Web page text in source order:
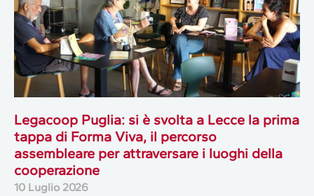
Legacoop Puglia: si è svolta a Lecce la prima
tappa di Forma Viva, il percorso
assembleare per attraversare i luoghi della
cooperazione
10 Luglio 2026